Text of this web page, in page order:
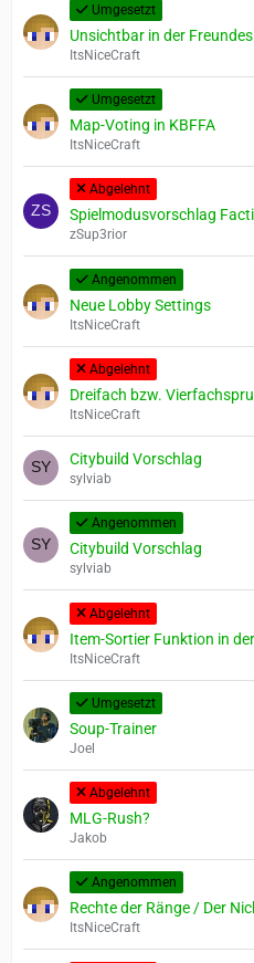
Umgesetzt
Unsichtbar in der
ItsNiceCraft
Umgesetzt
Map-Voting in KBFFA
ItsNiceCraft
Abgelehnt
Spielmodusvorschlag
zSup3rior
Angenommen
Neue Lobby Settings
ItsNiceCraft
Abgelehnt
Dreifach bzw.
ItsNiceCraft
Citybuild Vorschlag
sylviab
Angenommen
Citybuild Vorschlag
sylviab
Abgelehnt
Item-Sortier Funktion in
ItsNiceCraft
Umgesetzt
Soup-Trainer
Joel
Abgelehnt
MLG-Rush?
Jakob
Angenommen
Rechte der Ränge / Der
ItsNiceCraft